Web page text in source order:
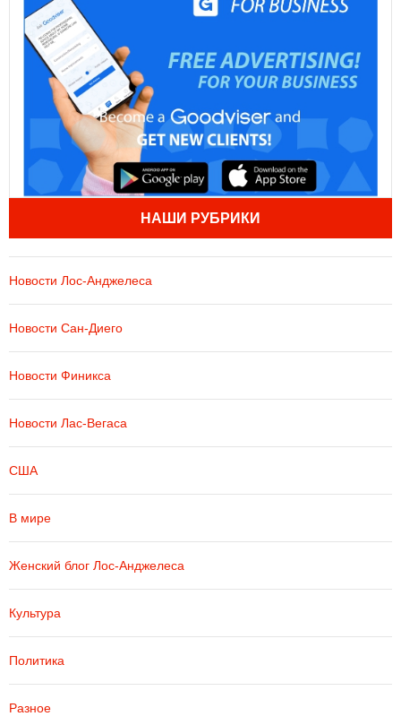
НАШИ РУБРИКИ
Новости Лос-Анджелеса
Новости Сан-Диего
Новости Финикса
Новости Лас-Вегаса
США
В мире
Женский блог Лос-Анджелеса
Культура
Политика
Разное